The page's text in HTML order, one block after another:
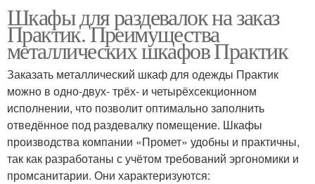
Шкафы для раздевалок на заказ
Практик. Преимущества
металлических шкафов Практик
Заказать металлический шкаф для одежды Практик
можно в одно-двух- трёх- и четырёхсекционном
исполнении, что позволит оптимально заполнить
отведённое под раздевалку помещение. Шкафы
производства компании «Промет» удобны и практичны,
так как разработаны с учётом требований эргономики и
промсанитарии. Они характеризуются: